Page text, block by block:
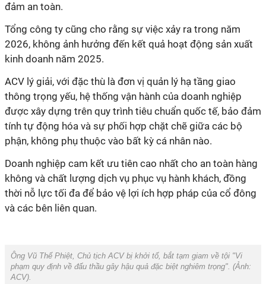
đảm an toàn.
Tổng công ty cũng cho rằng sự việc xảy ra trong năm
2026, không ảnh hưởng đến kết quả hoạt động sản xuất
kinh doanh năm 2025.
ACV lý giải, với đặc thù là đơn vị quản lý hạ tầng giao
thông trọng yếu, hệ thống vận hành của doanh nghiệp
được xây dựng trên quy trình tiêu chuẩn quốc tế, bảo đảm
tính tự động hóa và sự phối hợp chặt chẽ giữa các bộ
phận, không phụ thuộc vào bất kỳ cá nhân nào.
Doanh nghiệp cam kết ưu tiên cao nhất cho an toàn hàng
không và chất lượng dịch vụ phục vụ hành khách, đồng
thời nỗ lực tối đa để bảo vệ lợi ích hợp pháp của cổ đông
và các bên liên quan.
Ông Vũ Thế Phiệt, Chủ tịch ACV bị khởi tố, bắt tạm giam về tội "Vi
phạm quy định về đấu thầu gây hậu quả đặc biệt nghiêm trọng". (Ảnh:
ACV).